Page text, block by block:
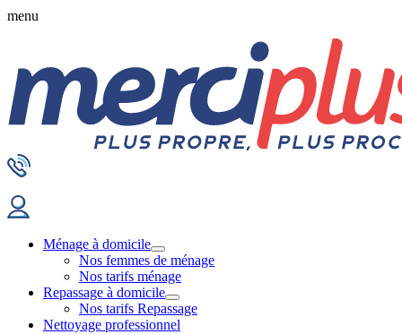
menu
Ménage à domicile
Nos femmes de ménage
Nos tarifs ménage
Repassage à domicile
Nos tarifs Repassage
Nettoyage professionnel